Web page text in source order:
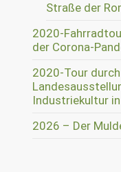
Straße der
2020-
der Corona-
2020-Tour
Industriekultur
2026 – Der